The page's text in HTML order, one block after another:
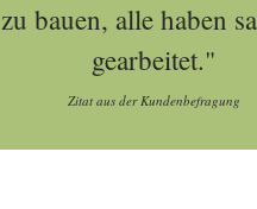
zu bauen, alle haben
gearbeitet."
Zitat aus der Kundenbefragung